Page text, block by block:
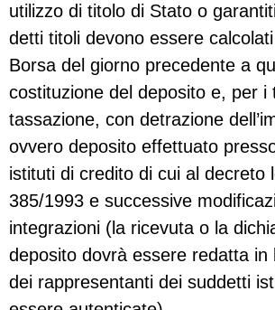
utilizzo di titolo di Stato o
detti titoli devono essere
Borsa del giorno precedente a
costituzione del deposito e, per i
tassazione, con detrazione
ovvero deposito effettuato
istituti di credito di cui al decreto
385/1993 e successive
integrazioni (la ricevuta o la
deposito dovrà essere redatta in
dei rappresentanti dei suddetti